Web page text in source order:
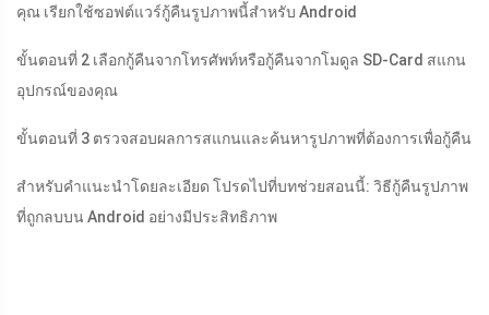
คุณ เรียกใช้ซอฟต์แวร์กู้คืนรูปภาพนี้สำหรับ Android
ขั้นตอนที่ 2 เลือกกู้คืนจากโทรศัพท์หรือกู้คืนจากโมดูล SD-Card สแกน
อุปกรณ์ของคุณ
ขั้นตอนที่ 3 ตรวจสอบผลการสแกนและค้นหารูปภาพที่ต้องการเพื่อกู้คืน
สำหรับคำแนะนำโดยละเอียด โปรดไปที่บทช่วยสอนนี้: วิธีกู้คืนรูปภาพ
ที่ถูกลบบน Android อย่างมีประสิทธิภาพ